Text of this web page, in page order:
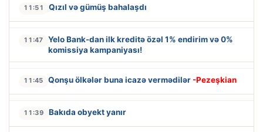
11:51 Qızıl və gümüş bahalaşdı
11:47
Yelo Bank-dan ilk kreditə özəl 1% endirim və 0%
komissiya kampaniyası!
11:45 Qonşu ölkələr buna icazə vermədilər -Pezeşkian
11:39 Bakıda obyekt yanır